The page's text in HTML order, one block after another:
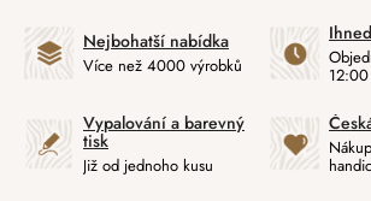
Nejbohatší nabídka
Více než 4000 výrobků 12:00
Vypalování a barevný
tisk
Již od jednoho kusu